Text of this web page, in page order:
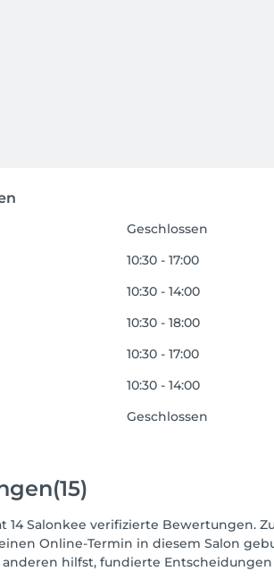
Geschlossen
10:30 - 17:00
10:30 - 14:00
10:30 - 18:00
10:30 - 17:00
10:30 - 14:00
Geschlossen
(15)
14 Salonkee verifizierte
Online-Termin in diesem Salon
hilfst, fundierte